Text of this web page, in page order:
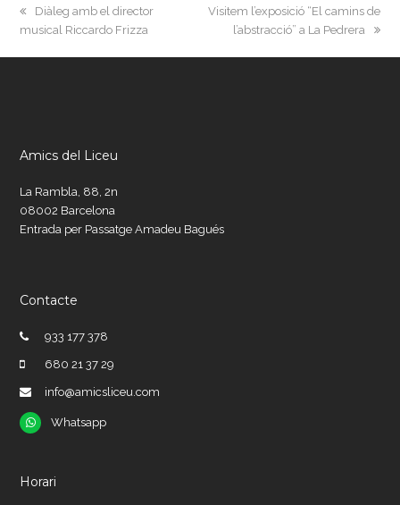
previous
post:
Diàleg amb el director
musical Riccardo Frizza
next
Visitem l’exposició “El camins de
l’abstracció” a La Pedrera
Amics del Liceu
La Rambla, 88, 2n
08002 Barcelona
Entrada per Passatge Amadeu Bagués
Contacte
933 177 378
680 21 37 29
info@amicsliceu.com
Whatsapp
Whatsapp
Horari